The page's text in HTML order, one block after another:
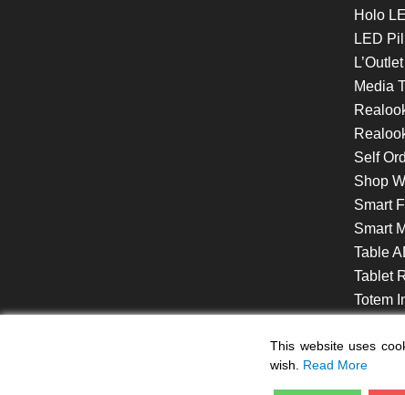
Holo
LED
Media
Self
Shop
Smart
Smart
Table
Tablet
Totem
This website uses
wish. Read More